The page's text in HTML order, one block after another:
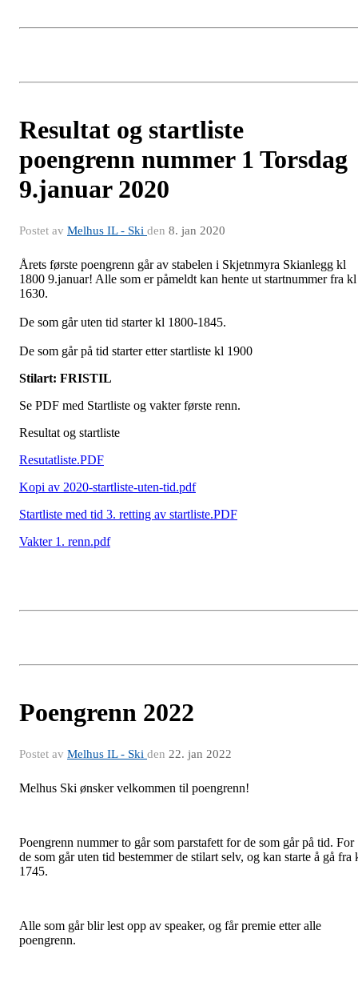
Resultat og startliste
poengrenn nummer 1 Torsdag
9.januar 2020
Postet av Melhus IL - Ski den 8. jan 2020
Årets første poengrenn går av stabelen i Skjetnmyra Skianlegg kl
1800 9.januar! Alle som er påmeldt kan hente ut startnummer fra kl
1630.
De som går uten tid starter kl 1800-1845.
De som går på tid starter etter startliste kl 1900
Stilart: FRISTIL
Se PDF med Startliste og vakter første renn.
Resultat og startliste
Resutatliste.PDF
Kopi av 2020-startliste-uten-tid.pdf
Startliste med tid 3. retting av startliste.PDF
Vakter 1. renn.pdf
Poengrenn 2022
Postet av Melhus IL - Ski den 22. jan 2022
Melhus Ski ønsker velkommen til poengrenn!
Poengrenn nummer to går som parstafett for de som går på tid. For
de som går uten tid bestemmer de stilart selv, og kan starte å gå fra
1745.
Alle som går blir lest opp av speaker, og får premie etter alle
poengrenn.